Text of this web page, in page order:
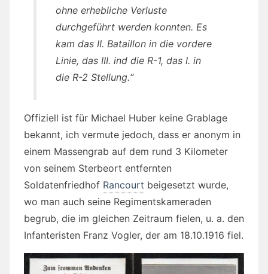
ohne erhebliche Verluste
durchgeführt werden konnten. Es
kam das II. Bataillon in die vordere
Linie, das III. ind die R-1, das I. in
die R-2 Stellung.“
Offiziell ist für Michael Huber keine Grablage
bekannt, ich vermute jedoch, dass er anonym in
einem Massengrab auf dem rund 3 Kilometer
von seinem Sterbeort entfernten
Soldatenfriedhof Rancourt beigesetzt wurde,
wo man auch seine Regimentskameraden
begrub, die im gleichen Zeitraum fielen, u. a. den
Infanteristen Franz Vogler, der am 18.10.1916 fiel.